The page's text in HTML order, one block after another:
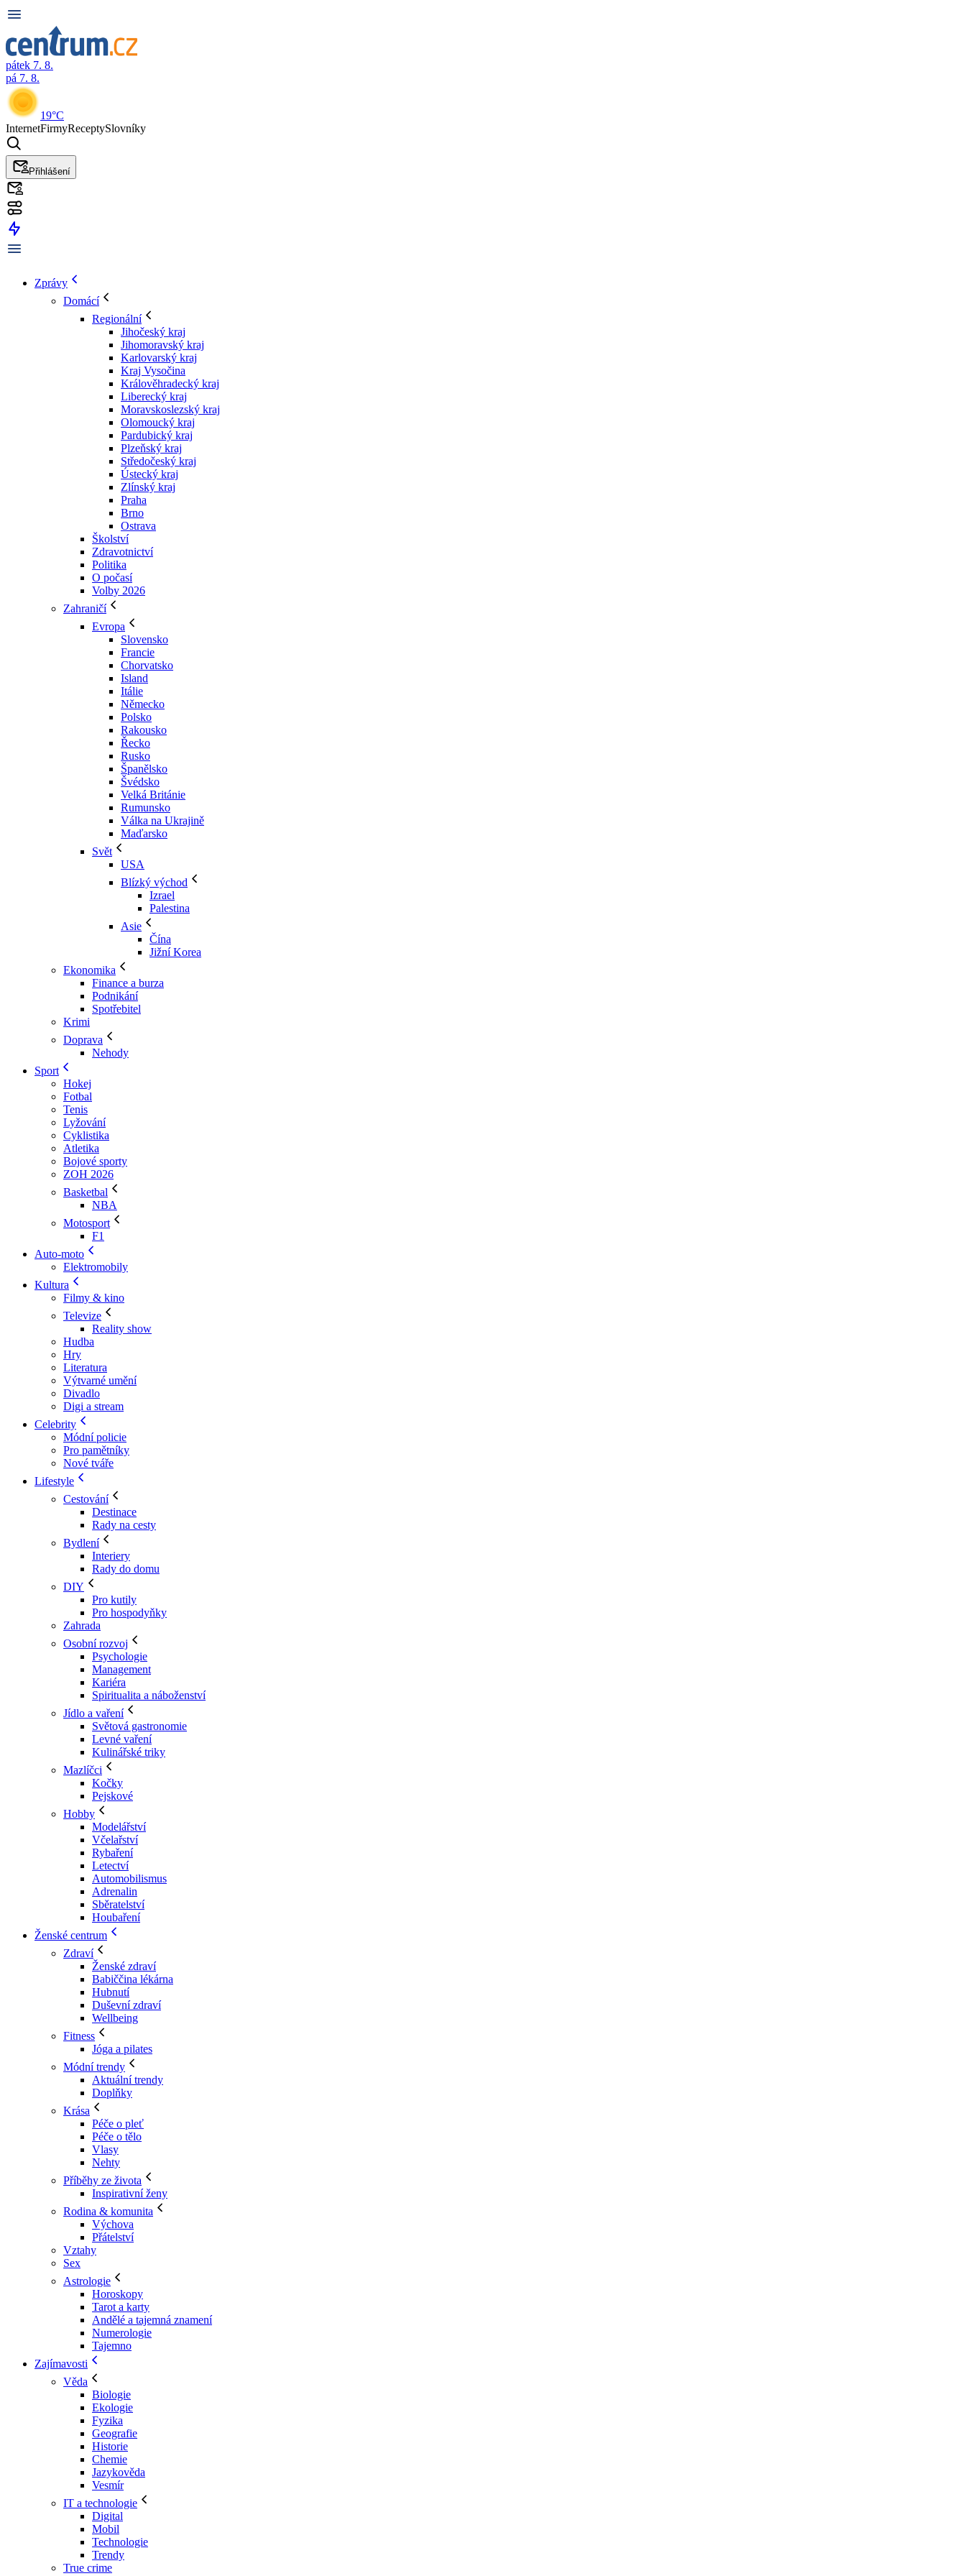
pátek 7. 8.
pá 7. 8.
19°C
InternetFirmyReceptySlovníky
Přihlášení
Zprávy
Domácí
Regionální
Jihočeský kraj
Jihomoravský kraj
Karlovarský kraj
Kraj Vysočina
Králověhradecký kraj
Liberecký kraj
Moravskoslezský kraj
Olomoucký kraj
Pardubický kraj
Plzeňský kraj
Středočeský kraj
Ústecký kraj
Zlínský kraj
Praha
Brno
Ostrava
Školství
Zdravotnictví
Politika
O počasí
Volby 2026
Zahraničí
Evropa
Slovensko
Francie
Chorvatsko
Island
Itálie
Německo
Polsko
Rakousko
Řecko
Rusko
Španělsko
Švédsko
Velká Británie
Rumunsko
Válka na Ukrajině
Maďarsko
Svět
USA
Blízký východ
Izrael
Palestina
Asie
Čína
Jižní Korea
Ekonomika
Finance a burza
Podnikání
Spotřebitel
Krimi
Doprava
Nehody
Sport
Hokej
Fotbal
Tenis
Lyžování
Cyklistika
Atletika
Bojové sporty
ZOH 2026
Basketbal
NBA
Motosport
F1
Auto-moto
Elektromobily
Kultura
Filmy & kino
Televize
Reality show
Hudba
Hry
Literatura
Výtvarné umění
Divadlo
Digi a stream
Celebrity
Módní policie
Pro pamětníky
Nové tváře
Lifestyle
Cestování
Destinace
Rady na cesty
Bydlení
Interiery
Rady do domu
DIY
Pro kutily
Pro hospodyňky
Zahrada
Osobní rozvoj
Psychologie
Management
Kariéra
Spiritualita a náboženství
Jídlo a vaření
Světová gastronomie
Levné vaření
Kulinářské triky
Mazlíčci
Kočky
Pejskové
Hobby
Modelářství
Včelařství
Rybaření
Letectví
Automobilismus
Adrenalin
Sběratelství
Houbaření
Ženské centrum
Zdraví
Ženské zdraví
Babiččina lékárna
Hubnutí
Duševní zdraví
Wellbeing
Fitness
Jóga a pilates
Módní trendy
Aktuální trendy
Doplňky
Krása
Péče o pleť
Péče o tělo
Vlasy
Nehty
Příběhy ze života
Inspirativní ženy
Rodina & komunita
Výchova
Přátelství
Vztahy
Sex
Astrologie
Horoskopy
Tarot a karty
Andělé a tajemná znamení
Numerologie
Tajemno
Zajímavosti
Věda
Biologie
Ekologie
Fyzika
Geografie
Historie
Chemie
Jazykověda
Vesmír
IT a technologie
Digital
Mobil
Technologie
Trendy
True crime